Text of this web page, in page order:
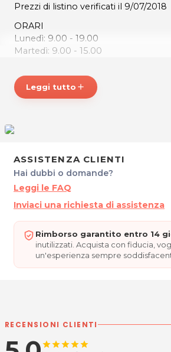
Prezzi di listino verificati il 9/07/2018
ORARI
Lunedì: 9.00 - 19.00
Martedì: 9.00 - 15.00
Giovedì: 9.00 - 20.00
Venerdì: 9.00 - 20.00
Tel. 3401884588
P.IVA 02767950302
Per ulteriori informazioni sull'offerta
acquisto scrivi aposta@espevia.it
Leggi tutto add
ASSISTENZA CLIENTI
Hai dubbi o domande?
Leggi le FAQ
Inviaci una richiesta di assistenza
Rimborso garantito entro 14
inutilizzati. Acquista con fiducia,
un'esperienza sempre
RECENSIONI CLIENTI
starstarstarstarstar